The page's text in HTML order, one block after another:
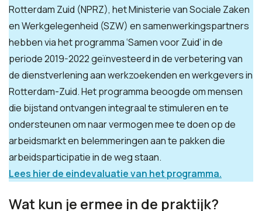
Rotterdam Zuid (NPRZ), het Ministerie van Sociale Zaken
en Werkgelegenheid (SZW) en samenwerkingspartners
hebben via het programma ‘Samen voor Zuid’ in de
periode 2019-2022 geïnvesteerd in de verbetering van
de dienstverlening aan werkzoekenden en werkgevers in
Rotterdam-Zuid. Het programma beoogde om mensen
die bijstand ontvangen integraal te stimuleren en te
ondersteunen om naar vermogen mee te doen op de
arbeidsmarkt en belemmeringen aan te pakken die
arbeidsparticipatie in de weg staan.
Lees hier de eindevaluatie van het programma.
Wat kun je ermee in de praktijk?